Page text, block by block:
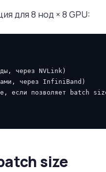
для 8 нод × 8 GPU:
через NVLink)
через InfiniBand)
size